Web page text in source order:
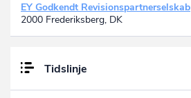
EY Godkendt Revisionspartnerselskab
2000 Frederiksberg, DK
Tidslinje